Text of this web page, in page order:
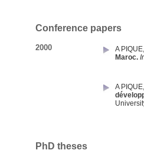
Conference papers
2000 A PIQUE
Maroc.
A PIQUE
PhD theses